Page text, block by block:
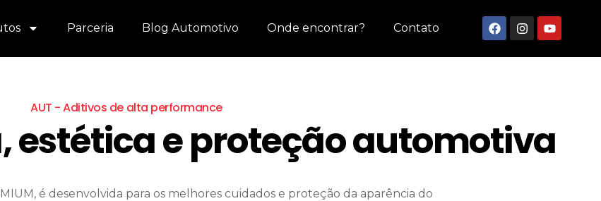
Parceria Blog Automotivo Onde encontrar? Contato
AUT - Aditivos de alta performance
estética e proteção automotiva
é desenvolvida para os melhores cuidados e proteção da aparência do